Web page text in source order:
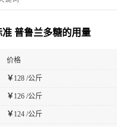
普鲁兰多糖的用量
价格
￥ 128 /公斤
￥ 126 /公斤
￥ 124 /公斤